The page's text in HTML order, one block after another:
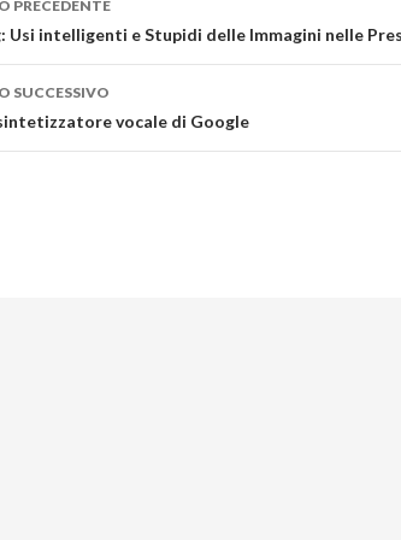
PRECEDENTE
Usi intelligenti e Stupidi delle Immagini nelle
SUCCESSIVO
vocale di Google